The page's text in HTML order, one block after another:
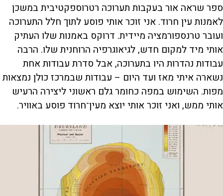
ספר שראה אור בעקבות תערוכה רטרוספקטיבית במשכן
לאמנות עין חרוד. אני זוכר אותי פוסע לתוך חלל התערוכה
ועובר טרנספורמציה מיידית. דרוקס באמנות שלו העתיק
אותי מיד למקום חדש, לגיאוגרפיה הרוחנית שלו. הרבה
עבודות נהדרות היו בתערוכה, אבל סדרת עבודות אחת
נשארה איתי מאז ועד היום – עבודות שבמרכז כולן נמצאות
מפות. השימוש במפה כחומר גלם ראשוני ליצירה הרעיש
אותי ממש, ואני זוכר אותי יוצא מעין־חרוד פוסע באוויר.